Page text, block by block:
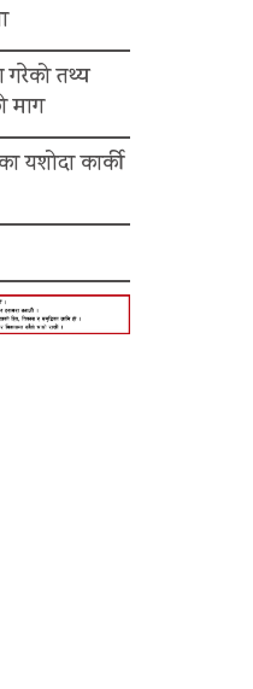
गरेको तथ्य
माग
यशोदा कार्की